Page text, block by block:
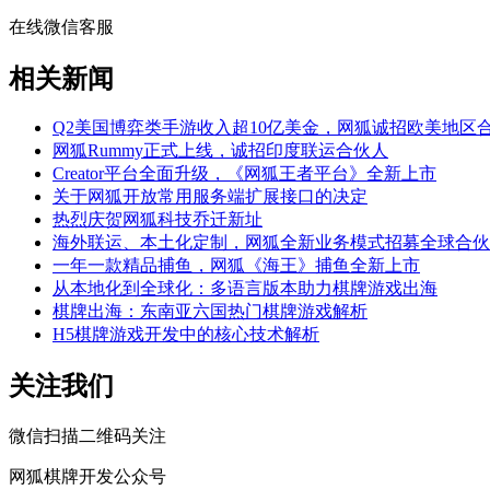
在线微信客服
相关新闻
Q2美国博弈类手游收入超10亿美金，网狐诚招欧美地区
网狐Rummy正式上线，诚招印度联运合伙人
Creator平台全面升级，《网狐王者平台》全新上市
关于网狐开放常用服务端扩展接口的决定
热烈庆贺网狐科技乔迁新址
海外联运、本土化定制，网狐全新业务模式招募全球合
一年一款精品捕鱼，网狐《海王》捕鱼全新上市
从本地化到全球化：多语言版本助力棋牌游戏出海
棋牌出海：东南亚六国热门棋牌游戏解析
H5棋牌游戏开发中的核心技术解析
关注我们
微信扫描二维码关注
网狐棋牌开发公众号